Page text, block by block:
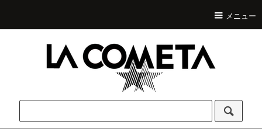
メニュー